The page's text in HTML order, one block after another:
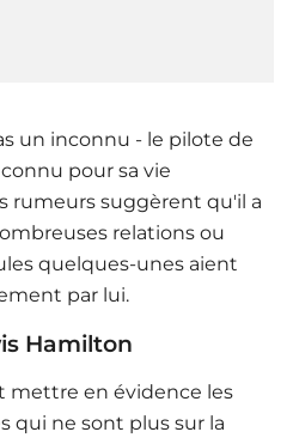
un inconnu - le pilote de
pour sa vie
rumeurs suggèrent qu'il a
relations ou
quelques-unes aient
par lui.
Hamilton
mettre en évidence les
qui ne sont plus sur la